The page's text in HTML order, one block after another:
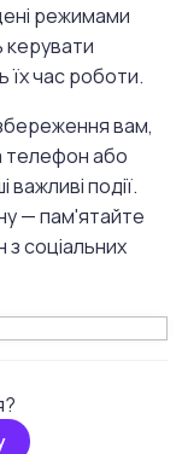
режимами
їх час роботи.
вам,
телефон або
події.
— пам'ятайте
соціальних